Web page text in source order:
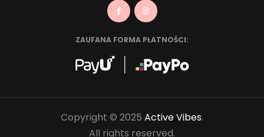
ZAUFANA FORMA PŁATNOŚCI:
Copyright © 2025 Active Vibes.
All rights reserved.